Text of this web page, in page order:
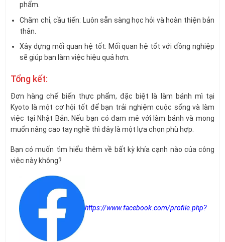
phẩm.
Chăm chỉ, cầu tiến: Luôn sẵn sàng học hỏi và hoàn thiện bản
thân.
Xây dựng mối quan hệ tốt: Mối quan hệ tốt với đồng nghiệp
sẽ giúp bạn làm việc hiệu quả hơn.
Tổng kết:
Đơn hàng chế biến thực phẩm, đặc biệt là làm bánh mì tại
Kyoto là một cơ hội tốt để bạn trải nghiệm cuộc sống và làm
việc tại Nhật Bản. Nếu bạn có đam mê với làm bánh và mong
muốn nâng cao tay nghề thì đây là một lựa chọn phù hợp.
Bạn có muốn tìm hiểu thêm về bất kỳ khía cạnh nào của công
việc này không?
https://www.facebook.com/profile.php?